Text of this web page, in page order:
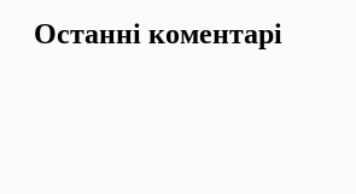
Останні коментарі